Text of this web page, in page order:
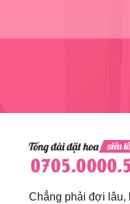
Chẳng phải đợi lâu,